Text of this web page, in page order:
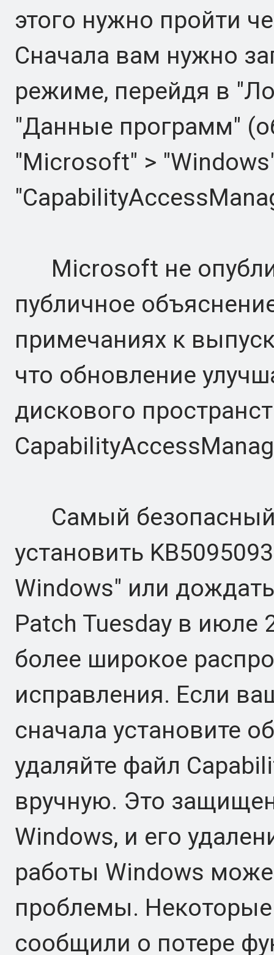
этого нужно пройти
Сначала вам нужно
режиме, перейдя в
"Данные программ"
"Microsoft" >
Microsoft не
публичное
примечаниях к
что обновление
дискового
Самый безопасный
установить
Windows" или
Patch Tuesday в июле
более широкое
исправления. Если
сначала установите
удаляйте файл
вручную. Это
Windows, и его
работы Windows
проблемы. Некоторые
сообщили о потере